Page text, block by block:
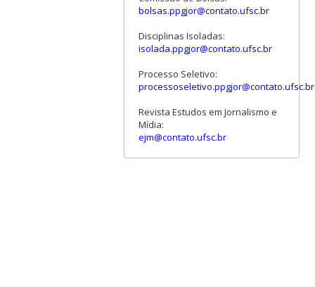
bolsas.ppgjor@contato.ufsc.br
Disciplinas Isoladas:
isolada.ppgjor@contato.ufsc.br
Processo Seletivo:
processoseletivo.ppgjor@contato.ufsc.br
Revista Estudos em Jornalismo e
Mídia:
ejm@contato.ufsc.br